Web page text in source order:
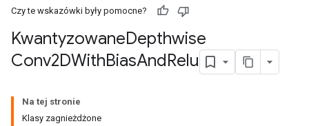
Czy te wskazówki były pomocne?
KwantyzowaneDepthwise
Conv2DWithBiasAndRelu
Na tej stronie
Klasy zagnieżdżone